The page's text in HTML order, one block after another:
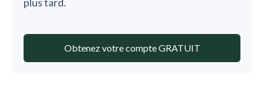
Obtenez votre compte GRATUIT